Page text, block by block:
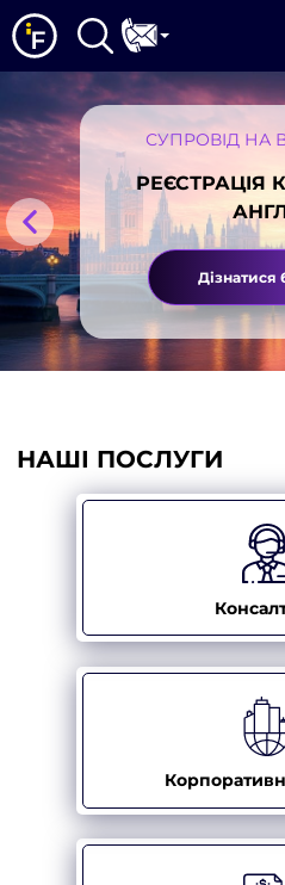
СУПРОВІД НА
РЕЄСТРАЦІЯ
Дізнатися
НАШІ ПОСЛУГИ